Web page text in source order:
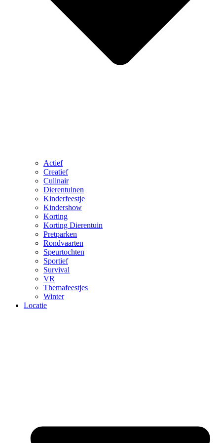
Actief
Creatief
Culinair
Dierentuinen
Kinderfeestje
Kindershow
Korting
Korting Dierentuin
Pretparken
Rondvaarten
Speurtochten
Sportief
Survival
VR
Themafeestjes
Winter
Locatie